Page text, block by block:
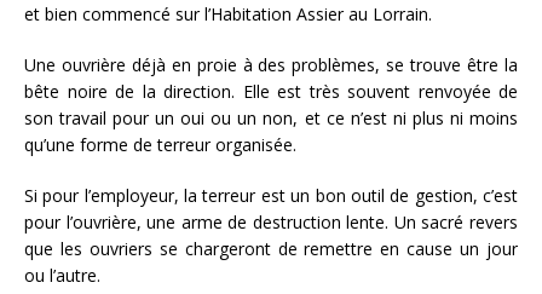
et bien commencé sur l’Habitation Assier au Lorrain.
Une ouvrière déjà en proie à des problèmes, se trouve être la
bête noire de la direction. Elle est très souvent renvoyée de
son travail pour un oui ou un non, et ce n’est ni plus ni moins
qu’une forme de terreur organisée.
Si pour l’employeur, la terreur est un bon outil de gestion, c’est
pour l’ouvrière, une arme de destruction lente. Un sacré revers
que les ouvriers se chargeront de remettre en cause un jour
ou l’autre.